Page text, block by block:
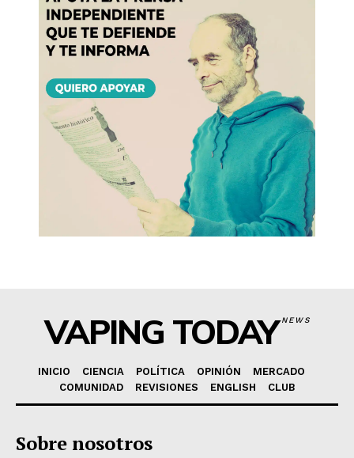
VAPING TODAYNEWS
INICIO CIENCIA POLÍTICA OPINIÓN
MERCADO
COMUNIDAD
REVISIONES ENGLISH CLUB
Sobre nosotros